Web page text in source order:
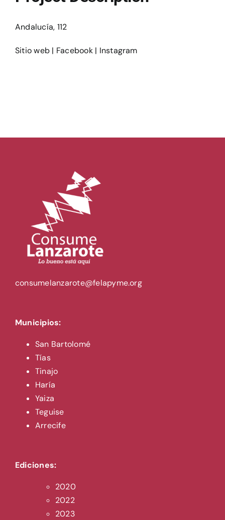
Andalucía, 112
Sitio web | Facebook| Instagram
consumelanzarote@felapyme.org
Municipios:
San Bartolomé
Tías
Tinajo
Haría
Yaiza
Teguise
Arrecife
Ediciones:
2020
2022
2023